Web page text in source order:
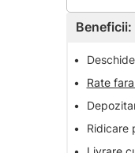
Beneficii:
•
•
Rate
•
•
Ridicare